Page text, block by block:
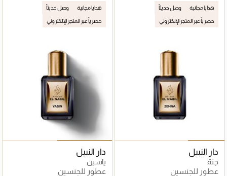
هدايا مجانية وصل حديثاً
حصرياً عبر المتجر الإلكتروني
دار النبيل
جنة
عطور للجنسين
هدايا مجانية وصل حديثاً
حصرياً عبر المتجر الإلكتروني
دار النبيل
ياسين
عطور للجنسين